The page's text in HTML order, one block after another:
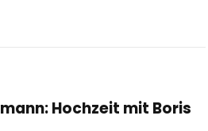
Hochzeit mit Boris